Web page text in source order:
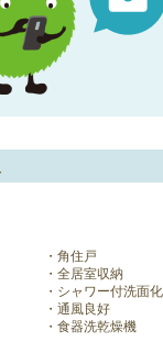
角住戸
全居室収納
シャワー付洗面
通風良好
食器洗乾燥機